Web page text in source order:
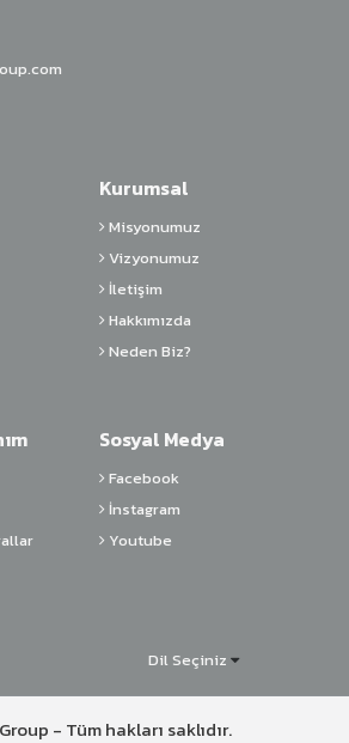
Kurumsal
Misyonumuz
Vizyonumuz
İletişim
Hakkımızda
Neden Biz?
Sosyal Medya
Facebook
İnstagram
Youtube
Dil Seçiniz
- Tüm hakları saklıdır.